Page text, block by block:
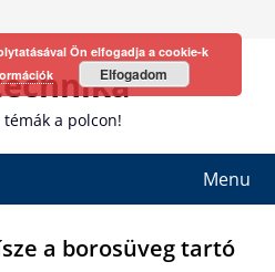
a polcon!
Menu
a borosüveg tartó
Ön elfogadja a cookie-k
Elfogadom